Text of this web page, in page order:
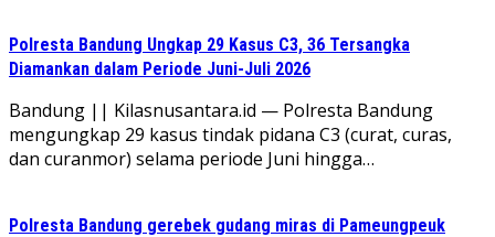
Polresta Bandung Ungkap 29 Kasus C3, 36 Tersangka
Diamankan dalam Periode Juni-Juli 2026
Bandung || Kilasnusantara.id — Polresta Bandung
mengungkap 29 kasus tindak pidana C3 (curat, curas,
dan curanmor) selama periode Juni hingga…
Polresta Bandung gerebek gudang miras di Pameungpeuk